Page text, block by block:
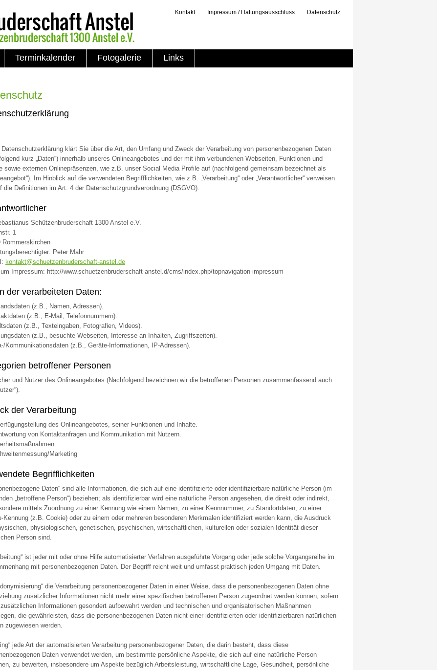
Kontakt Impressum / Haftungsausschluss Datenschutz
Terminkalender Fotogalerie Links
Datenschutzerklärung klärt Sie über die Art, den Umfang und Zweck der Verarbeitung von personenbezogenen Daten
kurz „Daten“) innerhalb unseres Onlineangebotes und der mit ihm verbundenen Webseiten, Funktionen und
sowie externen Onlinepräsenzen, wie z.B. unser Social Media Profile auf (nachfolgend gemeinsam bezeichnet als
Im Hinblick auf die verwendeten Begrifflichkeiten, wie z.B. „Verarbeitung“ oder „Verantwortlicher“ verweisen
die Definitionen im Art. 4 der Datenschutzgrundverordnung (DSGVO).
Schützenbruderschaft 1300 Anstel e.V.
1
Rommerskirchen
Peter Mahr
kontakt@schuetzenbruderschaft-anstel.de
Impressum: http://www.schuetzenbruderschaft-anstel.d/cms/index.php/topnavigation-impressum
der verarbeiteten Daten:
(z.B., Namen, Adressen).
(z.B., E-Mail, Telefonnummern).
(z.B., Texteingaben, Fotografien, Videos).
(z.B., besuchte Webseiten, Interesse an Inhalten, Zugriffszeiten).
Kommunikationsdaten (z.B., Geräte-Informationen, IP-Adressen).
betroffener Personen
und Nutzer des Onlineangebotes (Nachfolgend bezeichnen wir die betroffenen Personen zusammenfassend auch
der Verarbeitung
des Onlineangebotes, seiner Funktionen und Inhalte.
von Kontaktanfragen und Kommunikation mit Nutzern.
Marketing
Begrifflichkeiten
Daten“ sind alle Informationen, die sich auf eine identifizierte oder identifizierbare natürliche Person (im
„betroffene Person“) beziehen; als identifizierbar wird eine natürliche Person angesehen, die direkt oder indirekt,
mittels Zuordnung zu einer Kennung wie einem Namen, zu einer Kennnummer, zu Standortdaten, zu einer
Kennung (z.B. Cookie) oder zu einem oder mehreren besonderen Merkmalen identifiziert werden kann, die Ausdruck
physiologischen, genetischen, psychischen, wirtschaftlichen, kulturellen oder sozialen Identität dieser
Person sind.
ist jeder mit oder ohne Hilfe automatisierter Verfahren ausgeführte Vorgang oder jede solche Vorgangsreihe im
mit personenbezogenen Daten. Der Begriff reicht weit und umfasst praktisch jeden Umgang mit Daten.
die Verarbeitung personenbezogener Daten in einer Weise, dass die personenbezogenen Daten ohne
zusätzlicher Informationen nicht mehr einer spezifischen betroffenen Person zugeordnet werden können, sofern
Informationen gesondert aufbewahrt werden und technischen und organisatorischen Maßnahmen
die gewährleisten, dass die personenbezogenen Daten nicht einer identifizierten oder identifizierbaren natürlichen
zugewiesen werden.
jede Art der automatisierten Verarbeitung personenbezogener Daten, die darin besteht, dass diese
Daten verwendet werden, um bestimmte persönliche Aspekte, die sich auf eine natürliche Person
zu bewerten, insbesondere um Aspekte bezüglich Arbeitsleistung, wirtschaftliche Lage, Gesundheit, persönliche